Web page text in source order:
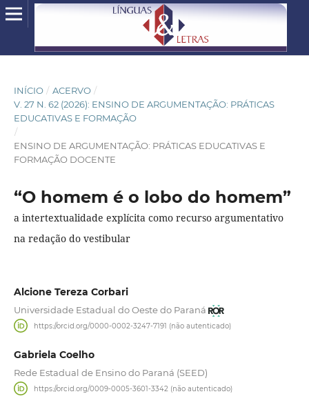
INÍCIO / ACERVO /
V. 27 N. 62 (2026): ENSINO DE ARGUMENTAÇÃO: PRÁTICAS
EDUCATIVAS E FORMAÇÃO
/
ENSINO DE ARGUMENTAÇÃO: PRÁTICAS EDUCATIVAS E
FORMAÇÃO DOCENTE
“O homem é o lobo do homem”
a intertextualidade explícita como recurso argumentativo
na redação do vestibular
Alcione Tereza Corbari
Universidade Estadual do Oeste do Paraná
https://orcid.org/0000-0002-3247-7191 (não autenticado)
Gabriela Coelho
Rede Estadual de Ensino do Paraná (SEED)
https://orcid.org/0009-0005-3601-3342 (não autenticado)